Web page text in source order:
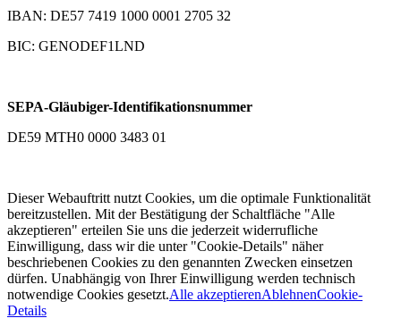
IBAN: DE57 7419 1000 0001 2705 32
BIC: GENODEF1LND
SEPA-Gläubiger-Identifikationsnummer
DE59 MTH0 0000 3483 01
Dieser Webauftritt nutzt Cookies, um die optimale Funktionalität
bereitzustellen. Mit der Bestätigung der Schaltfläche "Alle
akzeptieren" erteilen Sie uns die jederzeit widerrufliche
Einwilligung, dass wir die unter "Cookie-Details" näher
beschriebenen Cookies zu den genannten Zwecken einsetzen
dürfen. Unabhängig von Ihrer Einwilligung werden technisch
notwendige Cookies gesetzt.Alle akzeptierenAblehnenCookie-
Details